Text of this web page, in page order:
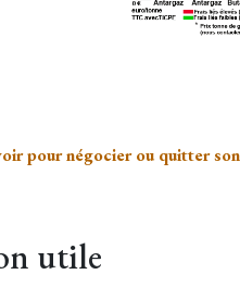
pour négocier ou quitter
utile